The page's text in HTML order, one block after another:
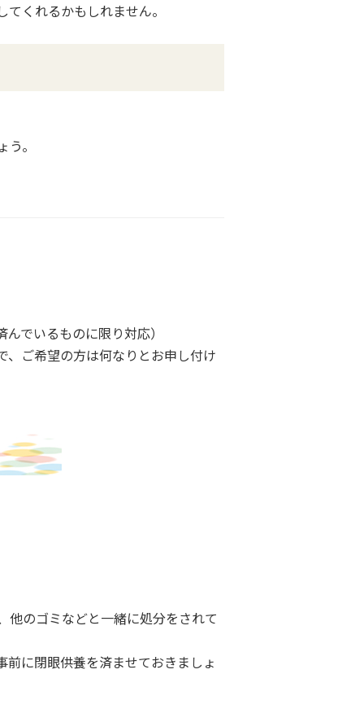
くれるかもしれません。
。
でいるものに限り対応）
ご希望の方は何なりとお申し付け
他のゴミなどと一緒に処分をされて
に閉眼供養を済ませておきましょ